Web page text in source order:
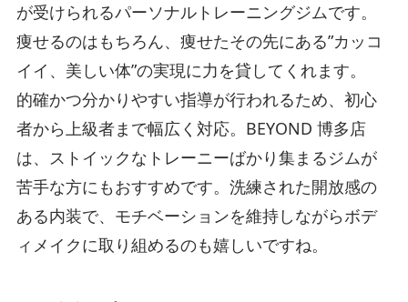
が受けられるパーソナルトレーニングジムです。
痩せるのはもちろん、痩せたその先にある”カッコ
イイ、美しい体”の実現に力を貸してくれます。
的確かつ分かりやすい指導が行われるため、初心
者から上級者まで幅広く対応。BEYOND 博多店
は、ストイックなトレーニーばかり集まるジムが
苦手な方にもおすすめです。洗練された開放感の
ある内装で、モチベーションを維持しながらボデ
ィメイクに取り組めるのも嬉しいですね。